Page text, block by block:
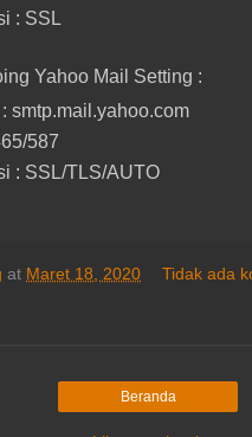
: SSL
Yahoo Mail Setting :
smtp.mail.yahoo.com
587
: SSL/TLS/AUTO
at Maret 18, 2020 Tidak ada
Beranda